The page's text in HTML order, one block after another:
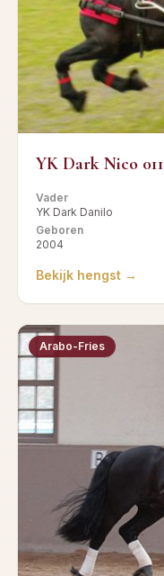
YK Dark Nico 011
Vader
YK Dark Danilo
Geboren
2004
Bekijk hengst →
Arabo-Fries